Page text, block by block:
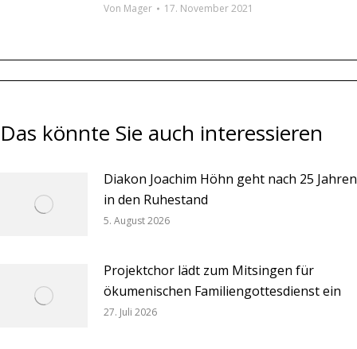
Von Mager 17. November 2021
Das könnte Sie auch interessieren
Diakon Joachim Höhn geht nach 25 Jahren
in den Ruhestand
5. August 2026
Projektchor lädt zum Mitsingen für
ökumenischen Familiengottesdienst ein
27. Juli 2026